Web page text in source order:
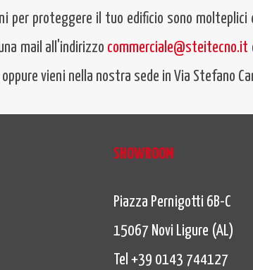
per proteggere il tuo edificio sono
mail all'indirizzo commerciale@steitecno.it
vieni nella nostra sede in Via Stefano
SHOWROOM
Piazza Pernigotti 6B-C
15067 Novi Ligure (AL)
Tel +39 0143 744127